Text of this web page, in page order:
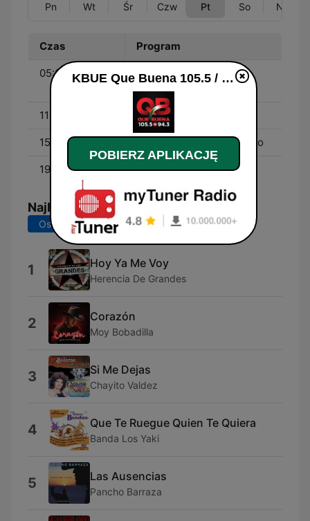
Pn Wt Śr Czw Pt So Nd
Czas Program
05:00 - 11:00
Don Cheto Al Aire -
Aniceto
11:00 - 15:00 La Socia - Silvia Pinal
15:00 - 19:00 El Parientito y El Marciano
19:00 - 00:00 El Pinchi Rika
Najlepsze piosenki
Ostatnie 7 dni Ostatnie 30 dni
1 Hoy Ya Me Voy
Herencia De Grandes
2 Corazón
Moy Bobadilla
3 Si Me Dejas
Chayito Valdez
4 Que Te Ruegue Quien Te Quiera
Banda Los Yaki
5 Las Ausencias
Pancho Barraza
KBUE Que Buena 105.5 / 94.3 FM (US Only) na żywo
POBIERZ APLIKACJĘ